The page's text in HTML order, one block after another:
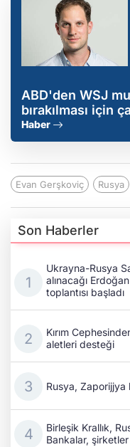
ABD'den WSJ
bırakılması için
Haber
Evan Gerşkoviç Rusya
Son Haberler
Ukrayna-Rusya
alınacağı
toplantısı başladı
Kırım
aletleri desteği
Rusya, Zaporijjya
Birleşik Krallık,
Bankalar,